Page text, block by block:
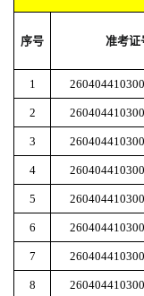
序号 准考证
1
2
3
4
5
6
7
8